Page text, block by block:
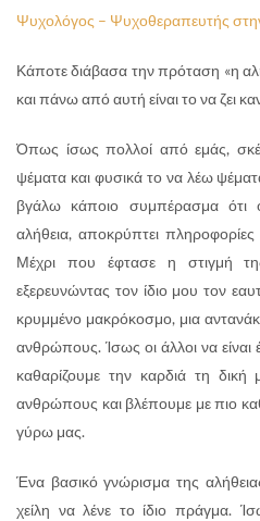
Ψυχολόγος – Ψυχοθεραπευτής
Κάποτε διάβασα την πρόταση «η
και πάνω από αυτή είναι το να ζει
Όπως ίσως πολλοί από εμάς,
ψέματα και φυσικά το να λέω
βγάλω κάποιο συμπέρασμα ότι
αλήθεια, αποκρύπτει πληροφορίες
Μέχρι που έφτασε η στιγμή
εξερευνώντας τον ίδιο μου τον
κρυμμένο μακρόκοσμο, μια
ανθρώπους. Ίσως οι άλλοι να
καθαρίζουμε την καρδιά τη
ανθρώπους και βλέπουμε με πιο
γύρω μας.
Ένα βασικό γνώρισμα της
χείλη να λένε το ίδιο πράγμα.